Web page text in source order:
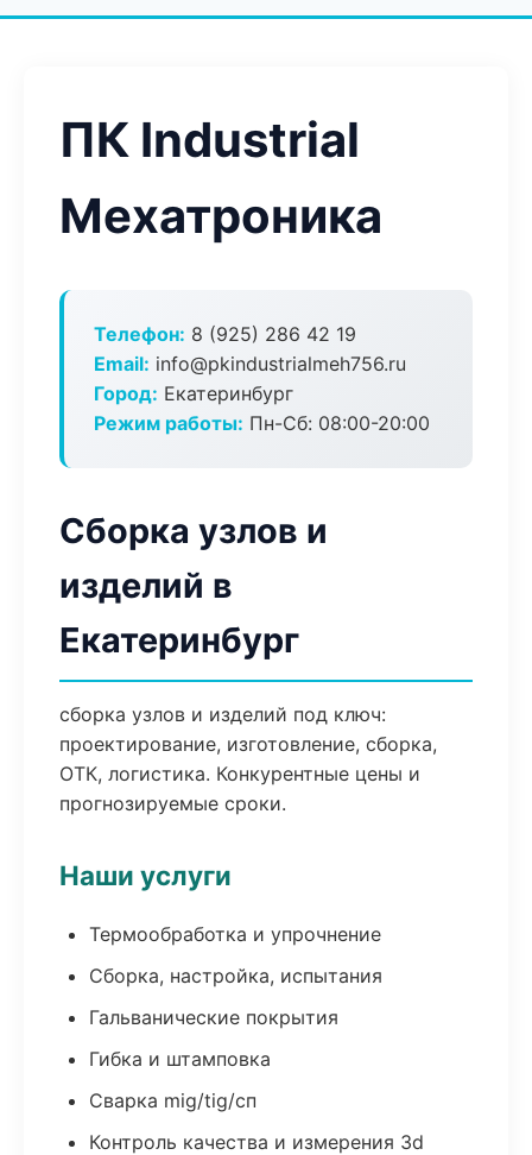
ПК Industrial
Мехатроника
Телефон: 8 (925) 286 42 19
Email: info@pkindustrialmeh756.ru
Город: Екатеринбург
Режим работы: Пн-Сб: 08:00-20:00
Сборка узлов и
изделий в
Екатеринбург
сборка узлов и изделий под ключ:
проектирование, изготовление, сборка,
ОТК, логистика. Конкурентные цены и
прогнозируемые сроки.
Наши услуги
Термообработка и упрочнение
Сборка, настройка, испытания
Гальванические покрытия
Гибка и штамповка
Сварка mig/tig/сп
Контроль качества и измерения 3d